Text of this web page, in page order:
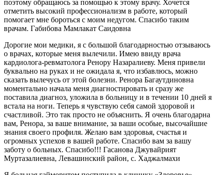
поэтому обращаюсь за помощью к этому врачу. Хочется
отметить высокий профессионализм в работе, который
помогает мне бороться с моим недугом. Спасибо таким
врачам. Габибова Мамлакат Саидовна
Дорогие мои медики, я с большой благодарностью отзываюсь
о врачах, которые меня вылечили. Имею ввиду врача
кардиолога-ревматолога Ренору Назаралиеву. Меня привели
буквально на руках и не ожидала я, что избавлюсь, можно
сказать вылечусь от этой болезни. Ренора Багаутдиновна
моментально начала меня диагностировать и сразу же
поставила диагноз, уложила в больницу и в течении 10 дней я
встала на ноги. Теперь я чувствую себя самой здоровой и
счастливой. Это так просто не объяснить. Я очень благодарна
вам, Ренора, за ваше внимание, за ваши особые, высочайшие
знания своего профиля. Желаю вам здоровья, счастья и
огромных успехов в вашей работе. Спасибо вам за вашу
заботу о больных. Спасибо!!! Гасанова Джувайрият
Муртазалиевна, Левашинский район, с. Хаджалмахи